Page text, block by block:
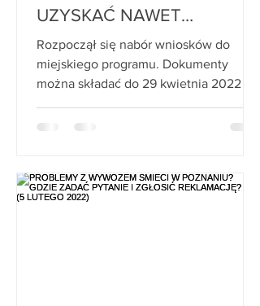
UZYSKAĆ NAWET
CAŁKOWITY ZWROT
KOSZTÓW.
Rozpoczął się nabór wniosków do
miejskiego programu. Dokumenty
można składać do 29 kwietnia 2022 r.